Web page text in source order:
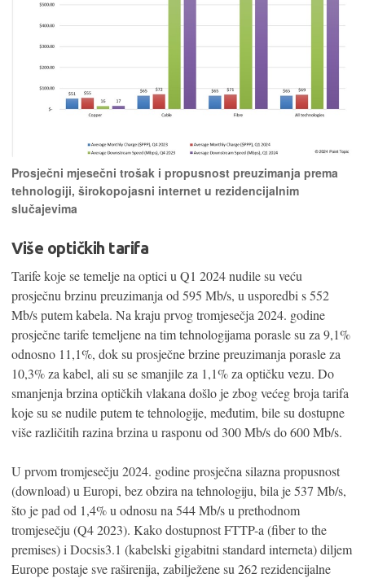
Prosječni mjesečni trošak i propusnost preuzimanja prema
tehnologiji, širokopojasni internet u rezidencijalnim
slučajevima
Više optičkih tarifa
Tarife koje se temelje na optici u Q1 2024 nudile su veću
prosječnu brzinu preuzimanja od 595 Mb/s, u usporedbi s 552
Mb/s putem kabela. Na kraju prvog tromjesečja 2024. godine
prosječne tarife temeljene na tim tehnologijama porasle su za 9,1%
odnosno 11,1%, dok su prosječne brzine preuzimanja porasle za
10,3% za kabel, ali su se smanjile za 1,1% za optičku vezu. Do
smanjenja brzina optičkih vlakana došlo je zbog većeg broja tarifa
koje su se nudile putem te tehnologije, međutim, bile su dostupne
više različitih razina brzina u rasponu od 300 Mb/s do 600 Mb/s.
U prvom tromjesečju 2024. godine prosječna silazna propusnost
(download) u Europi, bez obzira na tehnologiju, bila je 537 Mb/s,
što je pad od 1,4% u odnosu na 544 Mb/s u prethodnom
tromjesečju (Q4 2023). Kako dostupnost FTTP-a (fiber to the
premises) i Docsis3.1 (kabelski gigabitni standard interneta) diljem
Europe postaje sve raširenija, zabilježene su 262 rezidencijalne